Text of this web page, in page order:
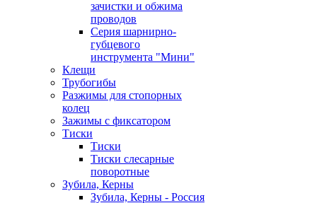
зачистки и обжима
проводов
Серия шарнирно-
губцевого
инструмента "Мини"
Клещи
Трубогибы
Разжимы для стопорных
колец
Зажимы с фиксатором
Тиски
Тиски
Тиски слесарные
поворотные
Зубила, Керны
Зубила, Керны - Россия